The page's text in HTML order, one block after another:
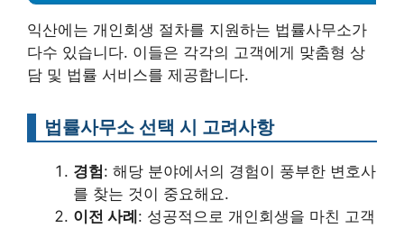
익산에는 개인회생 절차를 지원하는 법률사무소가
다수 있습니다. 이들은 각각의 고객에게 맞춤형 상
담 및 법률 서비스를 제공합니다.
법률사무소 선택 시 고려사항
경험: 해당 분야에서의 경험이 풍부한 변호사
를 찾는 것이 중요해요.
이전 사례: 성공적으로 개인회생을 마친 고객